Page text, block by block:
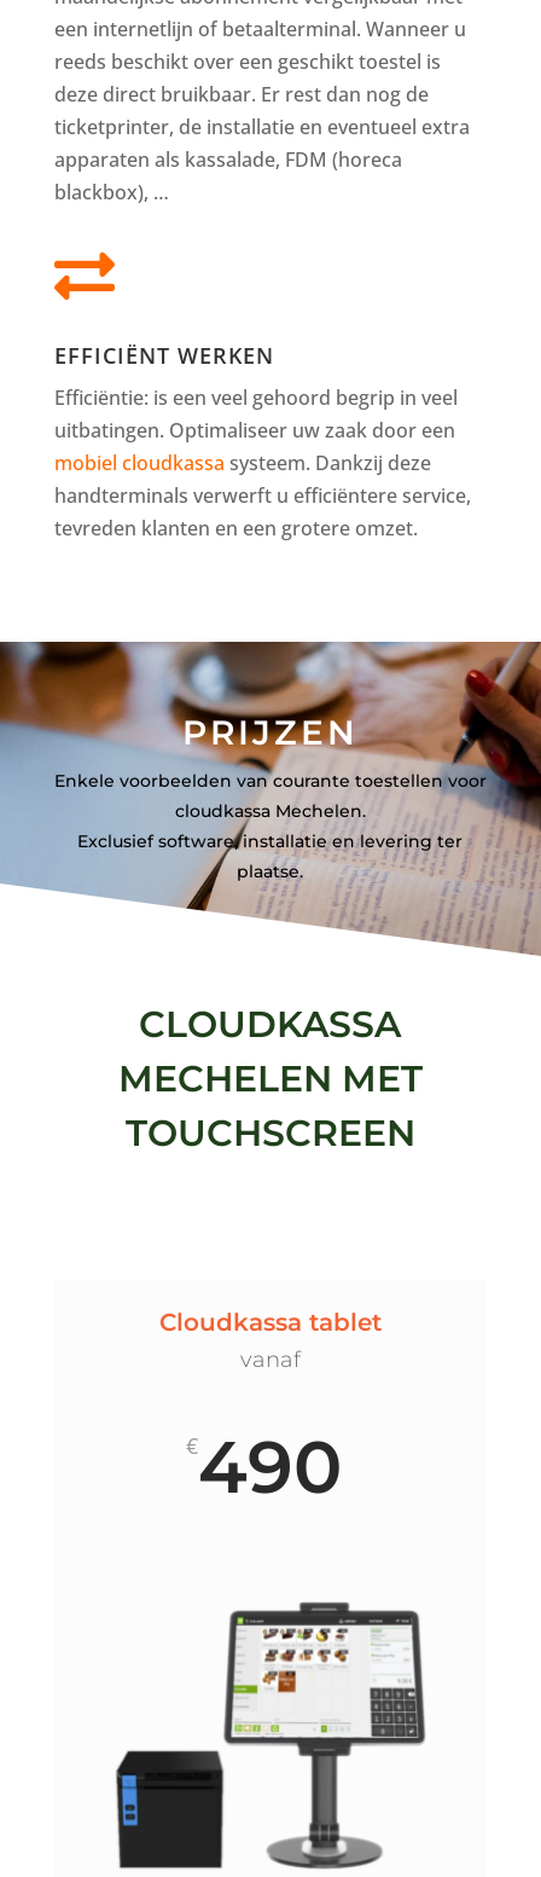
een internetlijn of betaalterminal. Wanneer u
reeds beschikt over een geschikt toestel is
deze direct bruikbaar. Er rest dan nog de
ticketprinter, de installatie en eventueel extra
apparaten als kassalade, FDM (horeca
blackbox), …

EFFICIËNT WERKEN
Efficiëntie: is een veel gehoord begrip in veel
uitbatingen. Optimaliseer uw zaak door een
mobiel cloudkassa systeem. Dankzij deze
handterminals verwerft u efficiëntere service,
tevreden klanten en een grotere omzet.
PRIJZEN
Enkele voorbeelden van courante toestellen voor
cloudkassa Mechelen.
Exclusief software, installatie en levering ter
plaatse.
CLOUDKASSA
MECHELEN MET
TOUCHSCREEN
Cloudkassa tablet
vanaf
€490